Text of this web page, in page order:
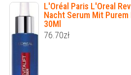
L'Oréal Paris L'Oreal
Nacht Serum Mit
30Ml
76.70zł